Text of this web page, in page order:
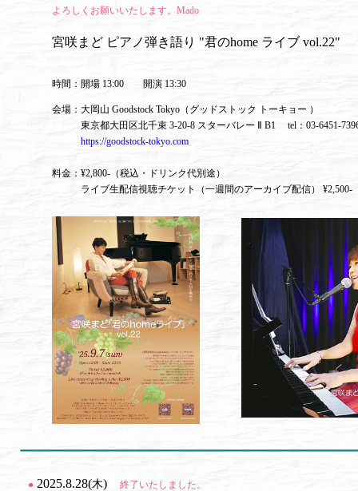
よろしくお願いいたします。Mado
宮咲まど ピアノ弾き語り "君のhome ライブ vol.22"
時間：開場 13:00 開演 13:30
会場：大岡山 Goodstock Tokyo（グッドストック トーキョー ）
東京都大田区北千束 3-20-8 スターバレー Ⅱ B1 tel：03-6451-
https://goodstock-tokyo.com
料金：¥2,800-（税込・ドリンク代別途）
ライブ生配信視聴チケット（一週間のアーカイブ配信） ¥2,500-
● 2025.8.28(木) 終了いたしました。